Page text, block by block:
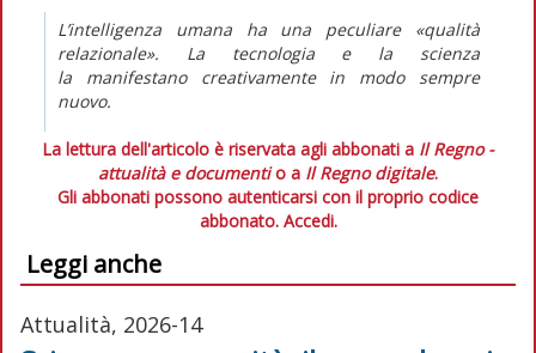
L’intelligenza umana ha una peculiare«qualità
relazionale». La tecnologia e la scienza
la manifestanocreativamente in modo sempre
nuovo.
La lettura dell'articolo è riservata agli abbonati a Il Regno -
attualità e documentio a Il Regno digitale.
Gli abbonati possono autenticarsi con il proprio codice
abbonato. Accedi.
Leggi anche
Attualità, 2026-14